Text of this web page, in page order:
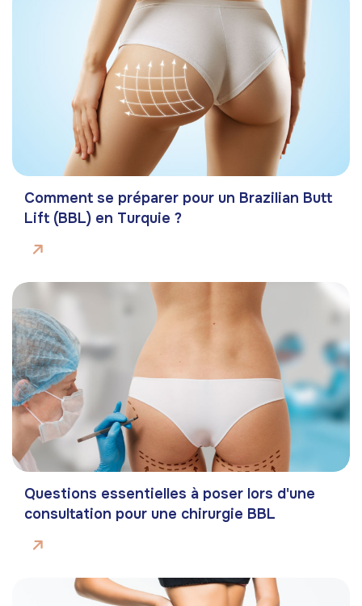
Comment se préparer pour un Brazilian Butt
Lift (BBL) en Turquie ?
Questions essentielles à poser lors d'une
consultation pour une chirurgie BBL